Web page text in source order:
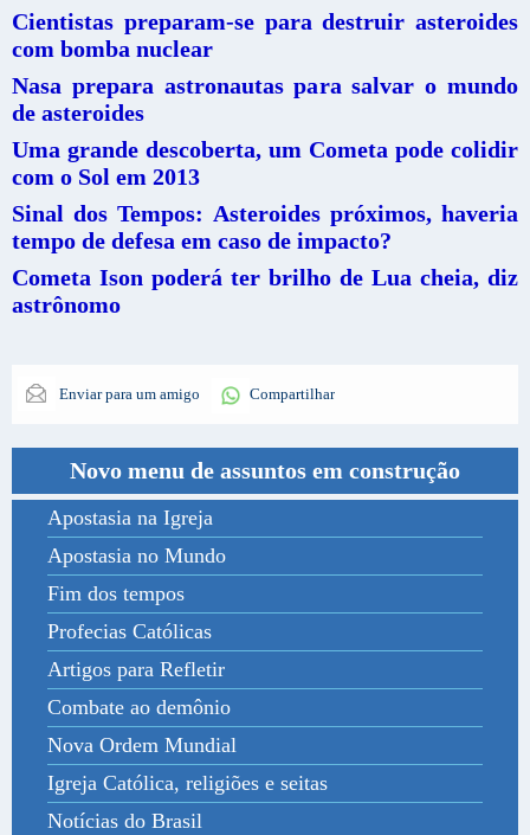
Cientistas preparam-se para destruir asteroides
com bomba nuclear
Nasa prepara astronautas para salvar o mundo
de asteroides
Uma grande descoberta, um Cometa pode colidir
com o Sol em 2013
Sinal dos Tempos: Asteroides próximos, haveria
tempo de defesa em caso de impacto?
Cometa Ison poderá ter brilho de Lua cheia, diz
astrônomo
Enviar para um amigo Compartilhar
Novo menu de assuntos em construção
Apostasia na Igreja
Apostasia no Mundo
Fim dos tempos
Profecias Católicas
Artigos para Refletir
Combate ao demônio
Nova Ordem Mundial
Igreja Católica, religiões e seitas
Notícias do Brasil